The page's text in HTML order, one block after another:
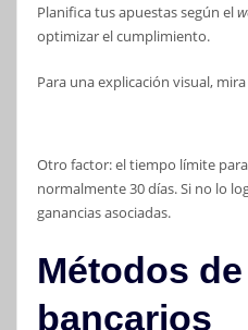
Planifica tus apuestas según el
optimizar el cumplimiento.
Para una explicación visual,
Otro factor: el tiempo límite
normalmente 30 días. Si no lo
ganancias asociadas.
Métodos
bancarios